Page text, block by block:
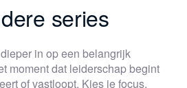
series
in op een belangrijk
moment dat leiderschap begint
of vastloopt. Kies je focus.